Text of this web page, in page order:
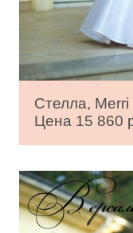
Стелла, Merri
Цена 15 860